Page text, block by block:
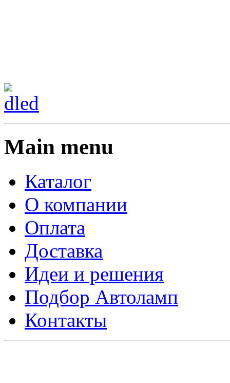
Main menu
Каталог
О компании
Оплата
Доставка
Идеи и решения
Подбор Автоламп
Контакты